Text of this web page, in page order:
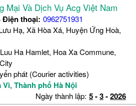
Mại Và Dịch Vụ Acg Việt Nam
Điện thoại: 0962751931
Hạ, Xã Hòa Xá, Huyện Ứng Hoà,
Ha Hamlet, Hoa Xa Commune,
phát (Courier activities)
Vì, Thành phố Hà Nội
Ngày thành lập: 5-3-2026